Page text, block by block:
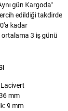
gün Kargoda"
edildiği takdirde
kadar
ortalama 3 iş günü
mm
9 mm